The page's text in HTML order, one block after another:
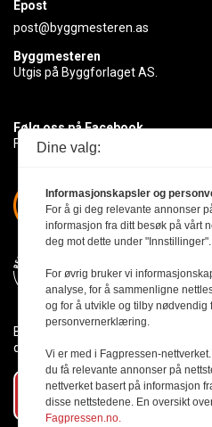
Epost
post@byggmesteren.as
Byggmesteren
Utgis på Byggforlaget AS.
Følg oss på Facebook
Få med deg det siste innen
Byggmesteren følger Vær
den er nedfelt i Redaktørplakaten.
Abonner på vårt
Dine valg:
Informasjonskapsler og
For å gi deg relevante annonser
informasjon fra ditt besøk på vårt
deg mot dette under "Innstillinger".
For øvrig bruker vi
analyse, for å sammenligne
og for å utvikle og tilby nødvendig
personvernerklæring.
Vi er med i Fagpressen-
du få relevante annonser på
nettverket basert på informasjon
disse nettstedene. En oversikt
Fagpressen.no.